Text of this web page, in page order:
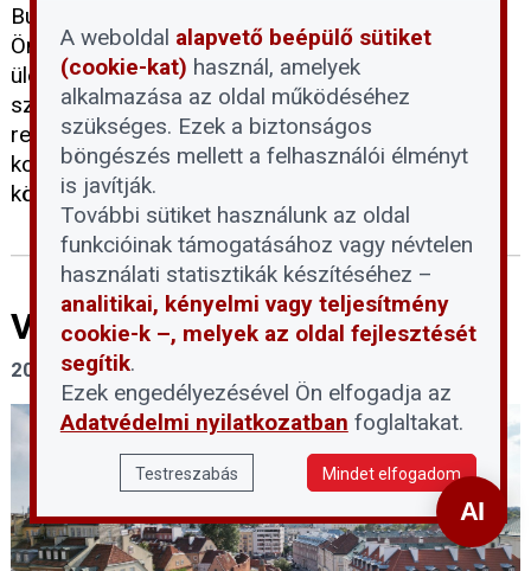
Budapest VIII. kerületének Józsefvárosi
Önkormányzata a 2026. június 25-i nyilvános
ülésén hivatalosan is elfogadta a rövid távú
szálláshelyek új szabályozási koncepcióját. Az új
rendszer többek között a háromszintű százalékos
korlátozást, a társasházi hozzájárulást, valamint a
kötelező tájékoztató táblát vezeti be.
Varsó a jövő városa
2026. június 19.
A weboldal alapvető beépülő sütiket
(cookie-kat) használ, amelyek
alkalmazása az oldal működéséhez
szükséges. Ezek a biztonságos
böngészés mellett a felhasználói élményt
is javítják.
További sütiket használunk az oldal
funkcióinak támogatásához vagy névtelen
használati statisztikák készítéséhez –
analitikai, kényelmi vagy teljesítmény
cookie-k –, melyek az oldal fejlesztését
segítik.
Ezek engedélyezésével Ön elfogadja az
Adatvédelmi nyilatkozatban foglaltakat.
Testreszabás Mindet elfogadom